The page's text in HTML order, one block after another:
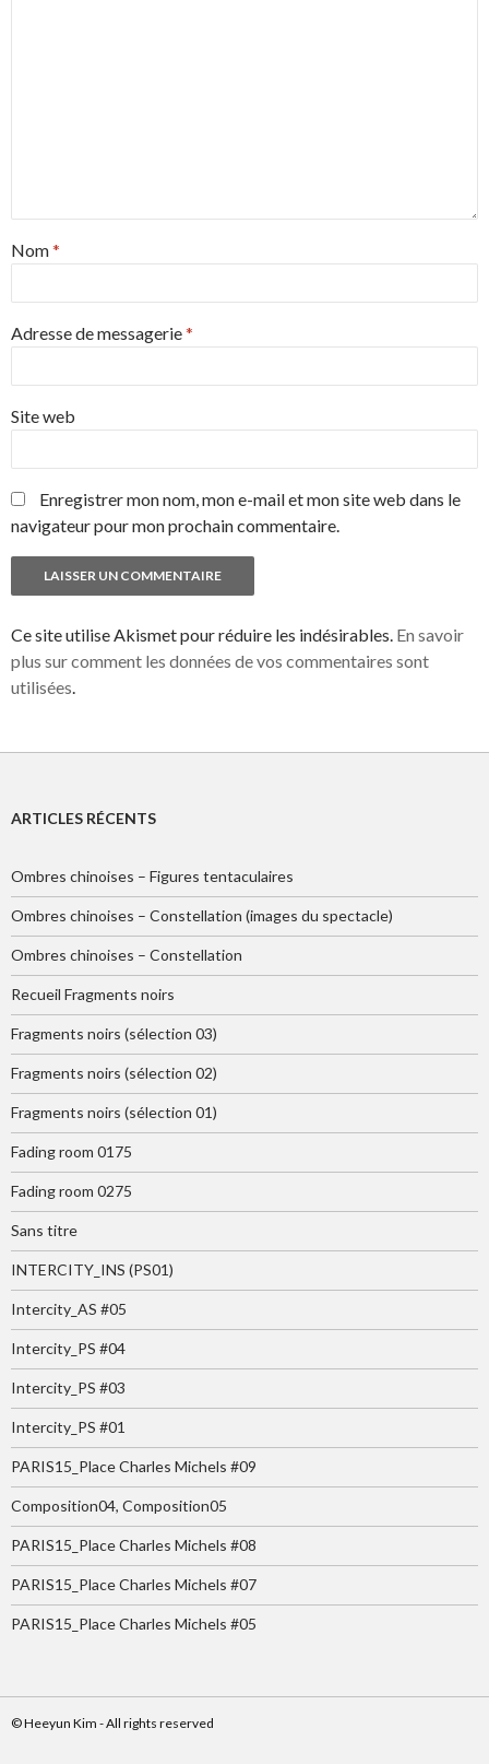
Nom*
Adresse de messagerie*
Site web
Enregistrer mon nom, mon e-mail et mon site web dans le
navigateur pour mon prochain commentaire.
Ce site utilise Akismet pour réduire les indésirables. En savoir
plus sur comment les données de vos commentaires sont
utilisées.
ARTICLES RÉCENTS
Ombres chinoises – Figures tentaculaires
Ombres chinoises – Constellation (images du spectacle)
Ombres chinoises – Constellation
Recueil Fragments noirs
Fragments noirs (sélection 03)
Fragments noirs (sélection 02)
Fragments noirs (sélection 01)
Fading room 0175
Fading room 0275
Sans titre
INTERCITY_INS (PS01)
Intercity_AS #05
Intercity_PS #04
Intercity_PS #03
Intercity_PS #01
PARIS15_Place Charles Michels #09
Composition04, Composition05
PARIS15_Place Charles Michels #08
PARIS15_Place Charles Michels #07
PARIS15_Place Charles Michels #05
© Heeyun Kim - All rights reserved